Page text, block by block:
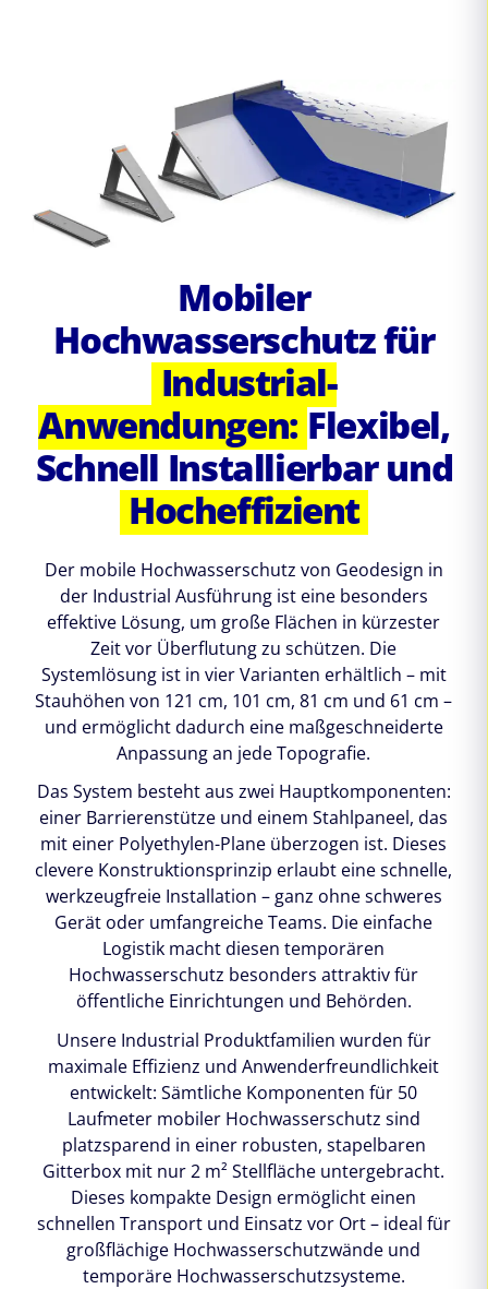
Mobiler
Hochwasserschutz für
Industrial-
Anwendungen: Flexibel,
Schnell Installierbar und
Hocheffizient
Der mobile Hochwasserschutz von Geodesign in
der Industrial Ausführung ist eine besonders
effektive Lösung, um große Flächen in kürzester
Zeit vor Überflutung zu schützen. Die
Systemlösung ist in vier Varianten erhältlich – mit
Stauhöhen von 121 cm, 101 cm, 81 cm und 61 cm –
und ermöglicht dadurch eine maßgeschneiderte
Anpassung an jede Topografie.
Das System besteht aus zwei Hauptkomponenten:
einer Barrierenstütze und einem Stahlpaneel, das
mit einer Polyethylen-Plane überzogen ist. Dieses
clevere Konstruktionsprinzip erlaubt eine schnelle,
werkzeugfreie Installation – ganz ohne schweres
Gerät oder umfangreiche Teams. Die einfache
Logistik macht diesen temporären
Hochwasserschutz besonders attraktiv für
öffentliche Einrichtungen und Behörden.
Unsere Industrial Produktfamilien wurden für
maximale Effizienz und Anwenderfreundlichkeit
entwickelt: Sämtliche Komponenten für 50
Laufmeter mobiler Hochwasserschutz sind
platzsparend in einer robusten, stapelbaren
Gitterbox mit nur 2 m² Stellfläche untergebracht.
Dieses kompakte Design ermöglicht einen
schnellen Transport und Einsatz vor Ort – ideal für
großflächige Hochwasserschutzwände und
temporäre Hochwasserschutzsysteme.